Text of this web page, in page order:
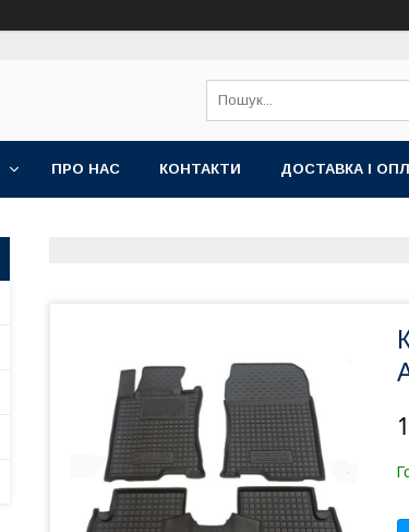
ПРО НАС КОНТАКТИ ДОСТАВКА І